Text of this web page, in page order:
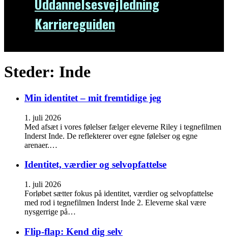
Karriereguiden
Steder: Inde
Min identitet – mit fremtidige jeg
1. juli 2026
Med afsæt i vores følelser fælger eleverne Riley i tegnefilmen
Inderst Inde. De reflekterer over egne følelser og egne
arenaer.…
Identitet, værdier og selvopfattelse
1. juli 2026
Forløbet sætter fokus på identitet, værdier og selvopfattelse
med rod i tegnefilmen Inderst Inde 2. Eleverne skal være
nysgerrige på…
Flip-flap: Kend dig selv